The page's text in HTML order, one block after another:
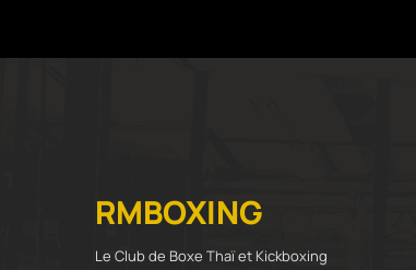
RMBOXING
Le Club de Boxe Thaï et Kickboxing